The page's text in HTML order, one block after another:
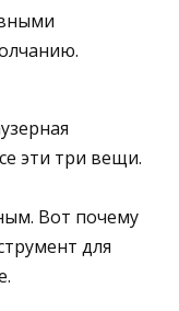
эти три вещи.
Вот почему
для